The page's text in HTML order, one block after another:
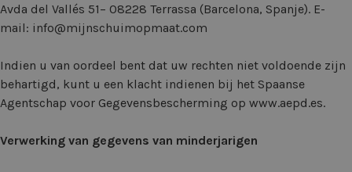
Avda del Vallés 51– 08228 Terrassa (Barcelona, Spanje). E-
mail: info@mijnschuimopmaat.com
Indien u van oordeel bent dat uw rechten niet voldoende zijn
behartigd, kunt u een klacht indienen bij het Spaanse
Agentschap voor Gegevensbescherming op www.aepd.es.
Verwerking van gegevens van minderjarigen